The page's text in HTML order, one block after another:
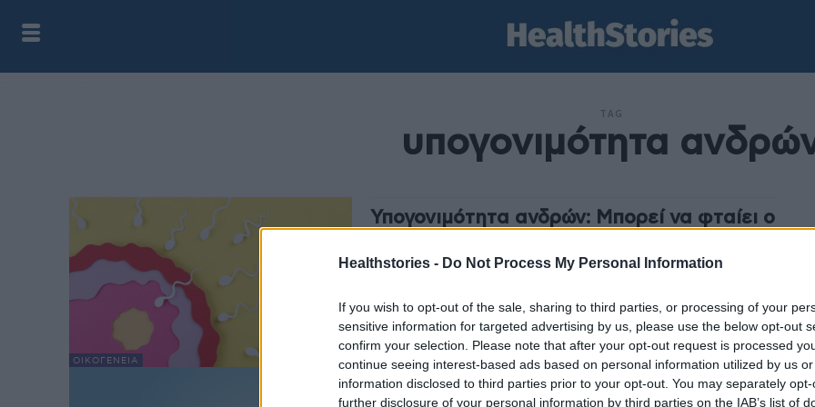
Healthstories - Do Not Process My Personal Information
If you wish to opt-out of the sale, sharing to third parties, or processing of your
sensitive information for targeted advertising by us, please use the below opt-out
confirm your selection. Please note that after your opt-out request is processed
continue seeing interest-based ads based on personal information utilized by us
information disclosed to third parties prior to your opt-out. You may separately
further disclosure of your personal information by third parties on the IAB’s list of
TAG
υπογονιμότητα
ΟΙΚΟΓΈΝΕΙΑ
Υπογονιμότητα ανδρών: Μπορεί να φταίει ο
healthstories - 27 Ιανουαρίου 2025
σχέση μεταξύ της μόλυνσης από τον HPV και υπογονιμότητα
των ανδρών. Ενώ οι ακριβείς μηχανισμοί βρίσκονται ακόμη...
Υπογονιμότητα ανδρών: Παίζει ρόλο ο